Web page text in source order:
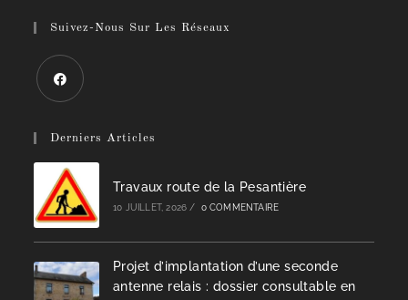
Suivez-Nous Sur Les Réseaux
Derniers Articles
Travaux route de la Pesantière
10 JUILLET, 2026 / 0 COMMENTAIRE
Projet d’implantation d’une seconde
antenne relais : dossier consultable en